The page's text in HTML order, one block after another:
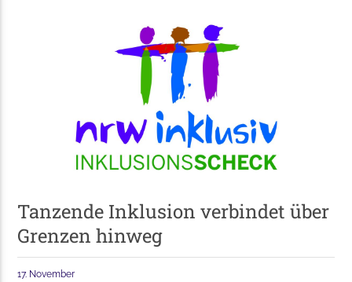
Tanzende Inklusion verbindet über
Grenzen hinweg
17. November